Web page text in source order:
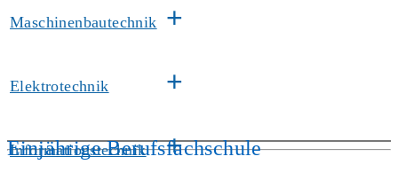
Maschinenbautechnik +
Elektrotechnik +
Informationstechnik +
Einjährige Berufsfachschule